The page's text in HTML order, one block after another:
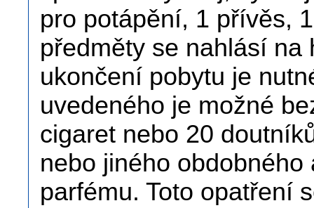
pro potápění, 1 přívěs,
předměty se nahlásí
ukončení pobytu je
uvedeného je možné
cigaret nebo 20
nebo jiného
parfému. Toto opatření